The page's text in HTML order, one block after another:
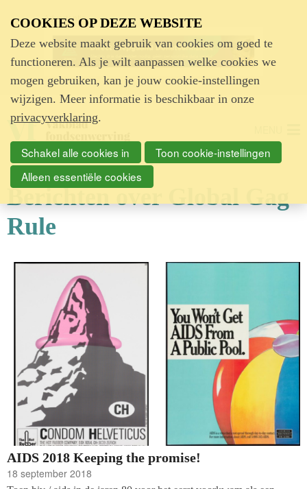
Advertentie
Berichten over Global Gag
Rule
AIDS 2018 Keeping the promise!
18 september 2018
COOKIES OP DEZE WEBSITE
Deze website maakt gebruik van cookies om goed te
functioneren. Als je wilt aanpassen welke cookies we
mogen gebruiken, kan je jouw cookie-instellingen
wijzigen. Meer informatie is beschikbaar in onze
privacyverklaring.
Schakel alle cookies in
Toon cookie-instellingen
Alleen essentiële cookies